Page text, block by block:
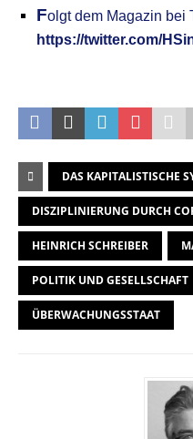
Folgt dem Magazin bei
https://twitter.com/
DAS KAPITALISTISCHE
DISZIPLINIERUNG DURCH
HEINRICH SCHREIBER
POLITIK UND GESELLSCHAFT
ÜBERWACHUNGSSTAAT